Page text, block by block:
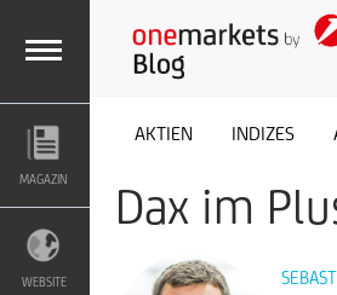
M
N
MAGAZIN
WEBSITE
AKTIEN INDIZES
Dax im